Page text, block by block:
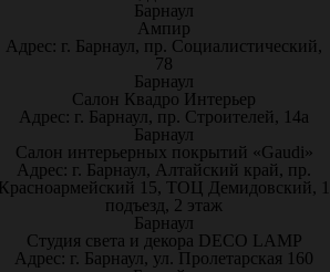
Барнаул
Ампир
Адрес: г. Барнаул, пр. Социалистический,
78
Барнаул
Салон Квадро Интерьер
Адрес: г. Барнаул, пр. Строителей, 14а
Барнаул
Салон интерьерных покрытий «Gaudi»
Адрес: г. Барнаул, Алтайский край, пр.
15, ТОЦ Демидовский, 1
подъезд, 2 этаж
Барнаул
Студия света и декора DECO LAMP
Адрес: г. Барнаул, ул. Пролетарская 160